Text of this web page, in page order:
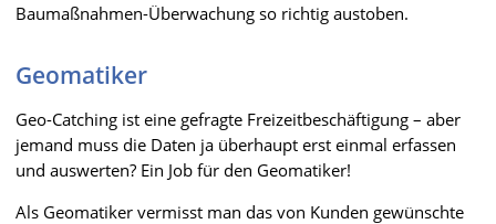
Baumaßnahmen-Überwachung so richtig austoben.
Geomatiker
Geo-Catching ist eine gefragte Freizeitbeschäftigung – aber
jemand muss die Daten ja überhaupt erst einmal erfassen
und auswerten? Ein Job für den Geomatiker!
Als Geomatiker vermisst man das von Kunden gewünschte